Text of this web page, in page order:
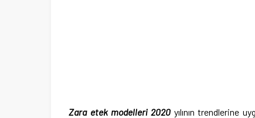
Zara etek modelleri 2020 yılının trendlerine